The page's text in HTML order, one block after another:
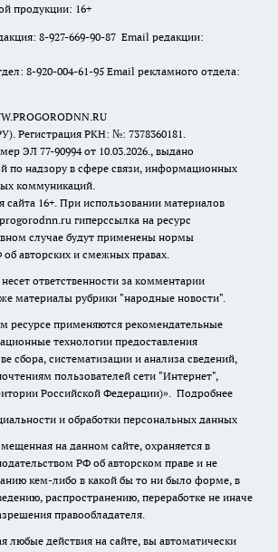
продукции: 16+
8-927-669-90-87 Email редакции:
8-920-004-61-95 Email рекламного отдела:
Регистрация РКН: №: 7378360181.
ЭЛ 77-90994 от 10.03.2026., выдано
по надзору в сфере связи, информационных
коммуникаций.
сайта 16+. При использовании материалов
гиперссылка на ресурс
случае будут применены нормы
об авторских и смежных правах.
ответственности за комментарии
материалы рубрики "народные новости".
ресурсе применяются рекомендательные
технологии предоставления
сбора, систематизации и анализа сведений,
пользователей сети "Интернет",
Российской Федерации)». Подробнее
и обработки персональных данных
на данном сайте, охраняется в
РФ об авторском праве и не
кем-либо в какой бы то ни было форме, в
распространению, переработке не иначе
правообладателя.
любые действия на сайте, вы автоматически